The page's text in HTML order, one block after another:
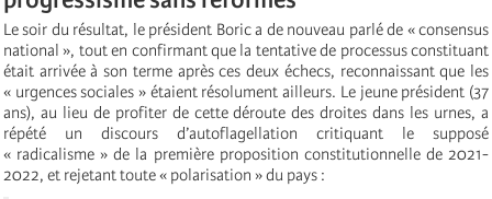
Le soir du résultat, le président Boric a de nouveau parlé de « consensus
national », tout en confirmant que la tentative de processus constituant
était arrivée à son terme après ces deux échecs, reconnaissant que les
« urgences sociales » étaient résolument ailleurs. Le jeune président (37
ans), au lieu de profiter de cette déroute des droites dans les urnes, a
répété un discours d’autoflagellation critiquant le supposé
« radicalisme » de la première proposition constitutionnelle de 2021-
2022, et rejetant toute « polarisation » du pays :